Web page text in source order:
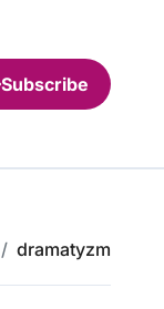
Subscribe
dramatyzm